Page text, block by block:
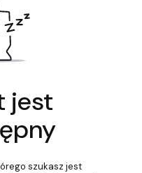
jest
szukasz jest